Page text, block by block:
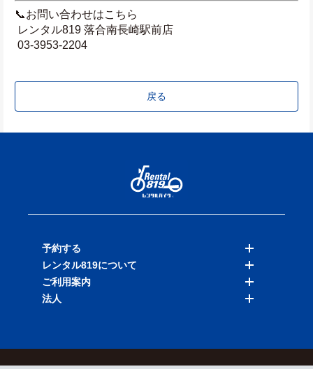
📞お問い合わせはこちら
レンタル819 落合南長崎駅前店
03-3953-2204
戻る
予約する
バイクを探す
店舗を探す
レンタル819について
料金表
ご利用案内
法人